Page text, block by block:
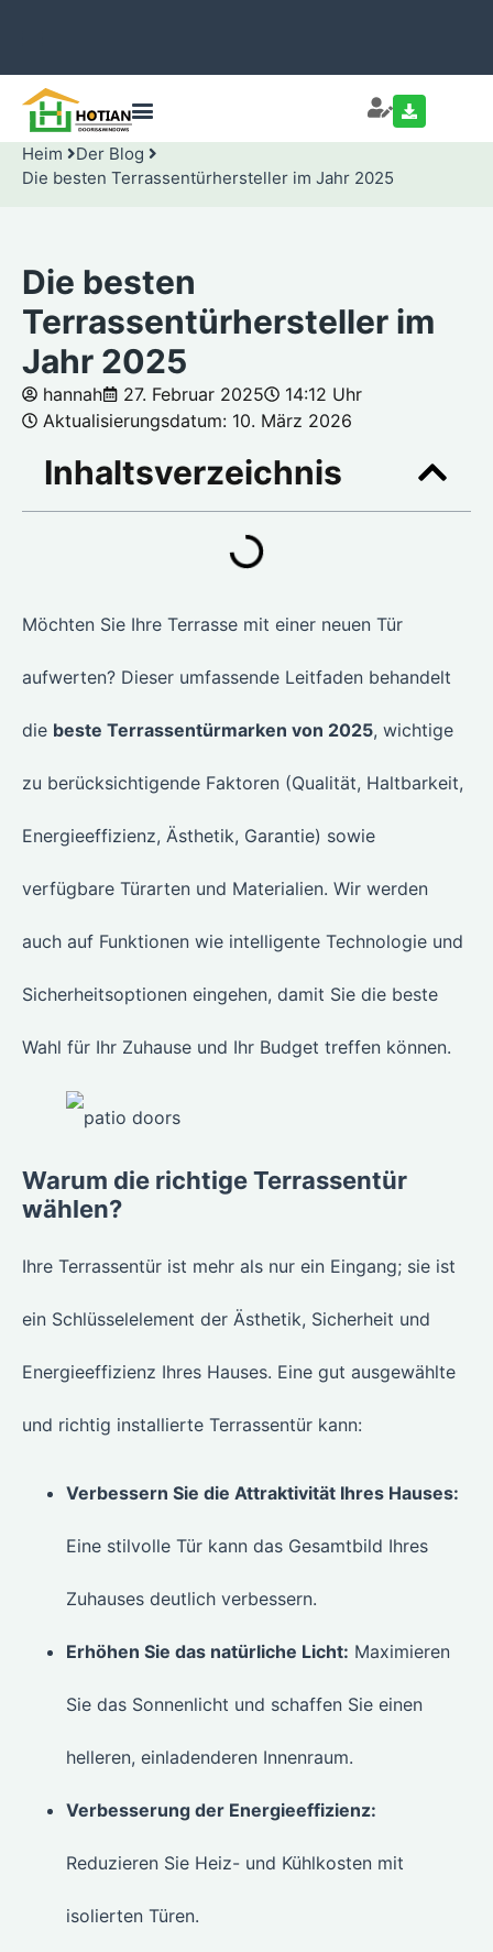
Heim
Der Blog
Die besten Terrassentürhersteller im Jahr 2025
Die besten
Terrassentürhersteller im
Jahr 2025
hannah 27. Februar 2025
14:12 Uhr
Aktualisierungsdatum: 10. März 2026
Inhaltsverzeichnis
Möchten Sie Ihre Terrasse mit einer neuen Tür
aufwerten? Dieser umfassende Leitfaden behandelt
die beste Terrassentürmarken von 2025, wichtige
zu berücksichtigende Faktoren (Qualität, Haltbarkeit,
Energieeffizienz, Ästhetik, Garantie) sowie
verfügbare Türarten und Materialien. Wir werden
auch auf Funktionen wie intelligente Technologie und
Sicherheitsoptionen eingehen, damit Sie die beste
Wahl für Ihr Zuhause und Ihr Budget treffen können.
Warum die richtige Terrassentür
wählen?
Ihre Terrassentür ist mehr als nur ein Eingang; sie ist
ein Schlüsselelement der Ästhetik, Sicherheit und
Energieeffizienz Ihres Hauses. Eine gut ausgewählte
und richtig installierte Terrassentür kann:
Verbessern Sie die Attraktivität Ihres Hauses:
Eine stilvolle Tür kann das Gesamtbild Ihres
Zuhauses deutlich verbessern.
Erhöhen Sie das natürliche Licht: Maximieren
Sie das Sonnenlicht und schaffen Sie einen
helleren, einladenderen Innenraum.
Verbesserung der Energieeffizienz:
Reduzieren Sie Heiz- und Kühlkosten mit
isolierten Türen.